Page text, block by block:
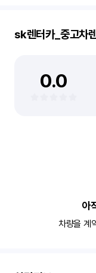
sk렌터카_중고차
0.0
아
차량을 계